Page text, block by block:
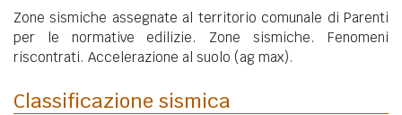
Zone sismiche assegnate al territorio comunale di Parenti
per le normative edilizie. Zone sismiche. Fenomeni
riscontrati. Accelerazione al suolo (ag max).
Classificazione sismica